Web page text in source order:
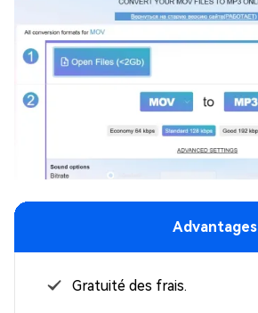
Advantages
Gratuité des frais.